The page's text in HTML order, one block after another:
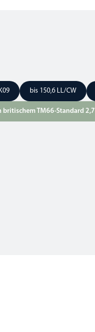
bis 150,6 LL/CW
britischem TM66-Standard 2,7